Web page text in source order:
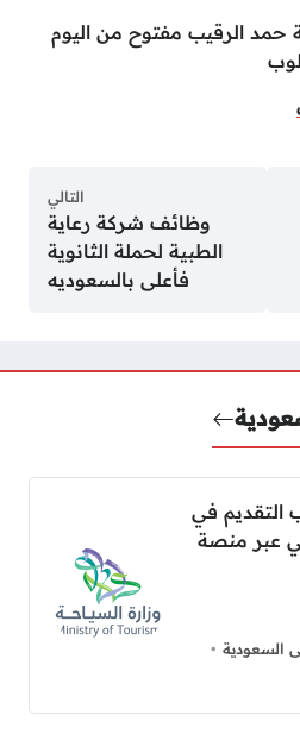
الرقيب مفتوح من اليوم
التالي
وظائف شركة رعاية
الطبية لحملة الثانوية
فأعلى بالسعوديه
التقديم في
عبر منصة
السعودية